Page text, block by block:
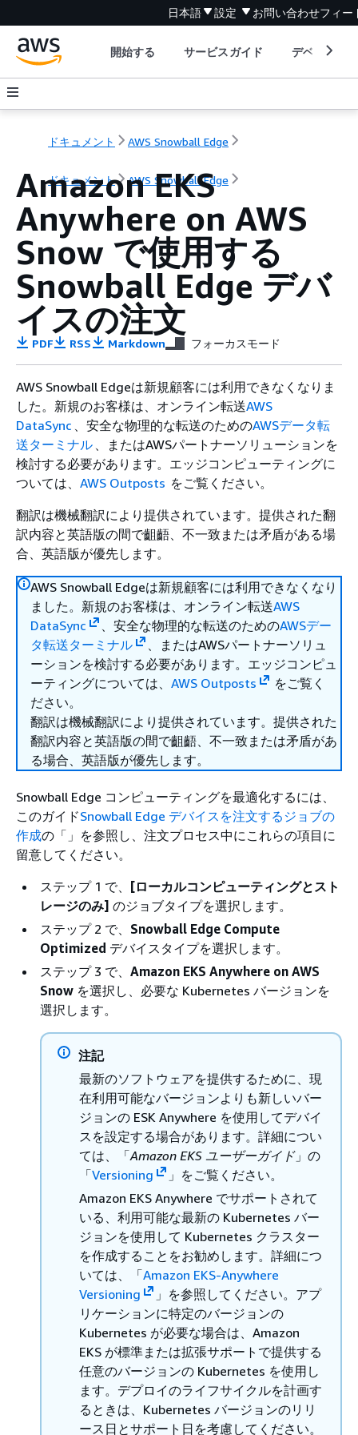
日本語 設定 お問い合わせフィー
開始する サービスガイド デベロッパ
ドキュメント AWS Snowball Edge
ドキュメント AWS Snowball Edge
Amazon EKS
Anywhere on AWS
Snow で使用する
Snowball Edge デバ
イスの注文
PDF RSS Markdown フォーカスモード
AWS Snowball Edgeは新規顧客には利用できなくなりま
した。新規のお客様は、オンライン転送AWS
DataSync 、安全な物理的な転送のためのAWSデータ転
送ターミナル 、またはAWSパートナーソリューションを
検討する必要があります。エッジコンピューティングに
ついては、 AWS Outposts をご覧ください。
翻訳は機械翻訳により提供されています。提供された翻
訳内容と英語版の間で齟齬、不一致または矛盾がある場
合、英語版が優先します。
AWS Snowball Edgeは新規顧客には利用できなくなり
ました。新規のお客様は、オンライン転送AWS
DataSync
、安全な物理的な転送のためのAWSデー
タ転送ターミナル
、またはAWSパートナーソリュ
ーションを検討する必要があります。エッジコンピュ
ーティングについては、 AWS Outposts
をご覧く
ださい。
翻訳は機械翻訳により提供されています。提供された
翻訳内容と英語版の間で齟齬、不一致または矛盾があ
る場合、英語版が優先します。
Snowball Edge コンピューティングを最適化するには、
このガイドSnowball Edge デバイスを注文するジョブの
作成の「」を参照し、注文プロセス中にこれらの項目に
留意してください。
ステップ 1 で、
[ローカルコンピューティングとスト
レージのみ] のジョブタイプを選択します。
ステップ 2 で、 Snowball Edge Compute
Optimized デバイスタイプを選択します。
ステップ 3 で、 Amazon EKS Anywhere on AWS
Snow を選択し、必要な Kubernetes バージョンを
選択します。
注記
最新のソフトウェアを提供するために、現
在利用可能なバージョンよりも新しいバー
ジョンの ESK Anywhere を使用してデバイ
スを設定する場合があります。詳細につい
ては、「Amazon EKS ユーザーガイド」の
「Versioning
」をご覧ください。
Amazon EKS Anywhere でサポートされて
いる、利用可能な最新の Kubernetes バー
ジョンを使用して Kubernetes クラスター
を作成することをお勧めします。詳細につ
いては、「Amazon EKS-Anywhere
Versioning
」を参照してください。アプ
リケーションに特定のバージョンの
Kubernetes が必要な場合は、Amazon
EKS が標準または拡張サポートで提供する
任意のバージョンの Kubernetes を使用し
ます。デプロイのライフサイクルを計画す
るときは、Kubernetes バージョンのリリ
ース日とサポート日を考慮してください。